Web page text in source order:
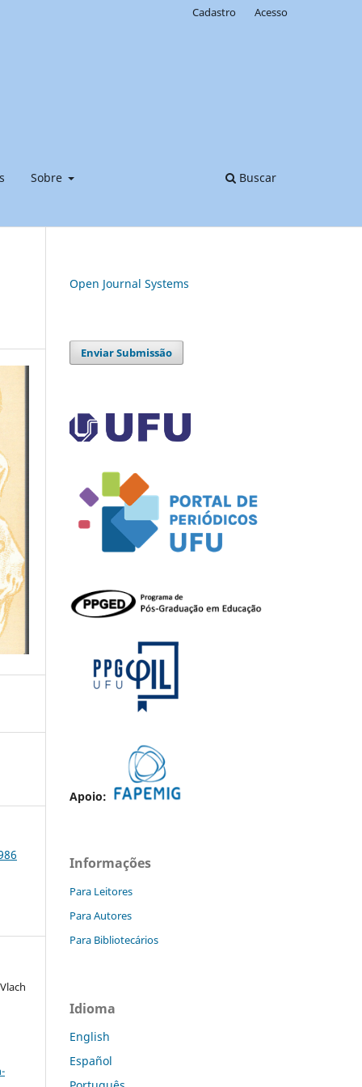
Sobre Buscar
Cadastro Acesso
Open Journal Systems
Enviar Submissão
Apoio:
Informações
Para Leitores
Para Autores
Para Bibliotecários
Idioma
English
Español